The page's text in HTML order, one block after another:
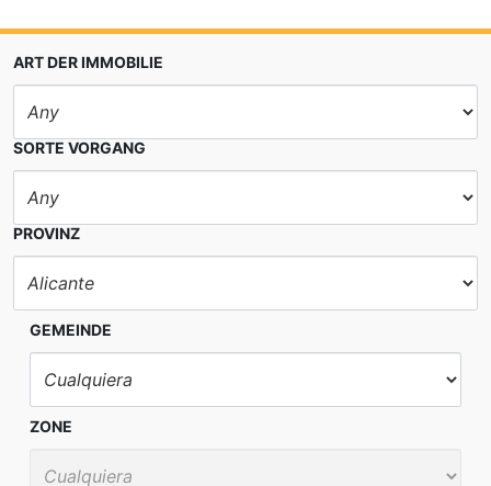
ART DER IMMOBILIE
SORTE VORGANG
PROVINZ
GEMEINDE
ZONE